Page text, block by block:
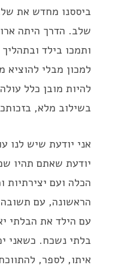
ביססנו מחדש את
שלב. הדרך היתה
ותמכו בילד
למכון מבלי להוציא
להיות מובן כלל
בשילוב מלא,
אני יודעת שיש לנו
יודעת שאתם תהיו
הכלה ועם יצירתיות
הראשונה, עם
עם הילד את הבלתי
בלתי נשכח. כשאני
איתו, לספר,